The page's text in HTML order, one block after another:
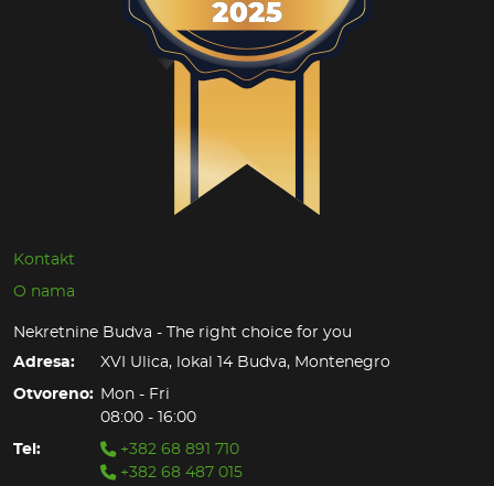
Kontakt
O nama
Nekretnine Budva - The right choice for you
Adresa:
XVI Ulica, lokal 14 Budva, Montenegro
Otvoreno: Mon - Fri
08:00 - 16:00
Tel:
+382 68 891 710
+382 68 487 015